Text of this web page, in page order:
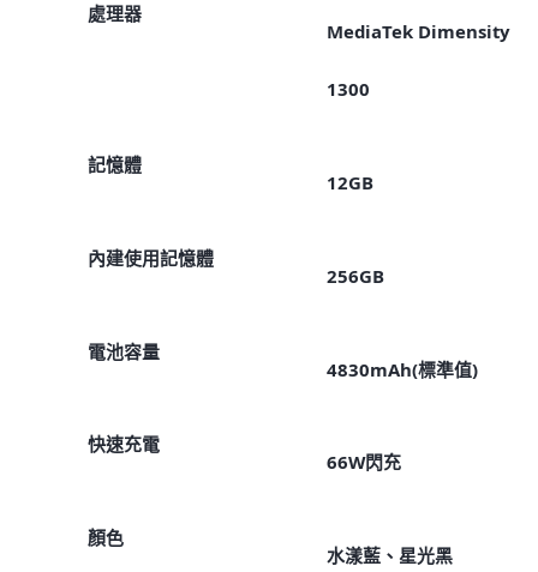
處理器
MediaTek Dimensity
1300
記憶體
12GB
內建使用記憶體
256GB
電池容量
4830mAh(標準值)
快速充電
66W閃充
顏色
水漾藍、星光黑